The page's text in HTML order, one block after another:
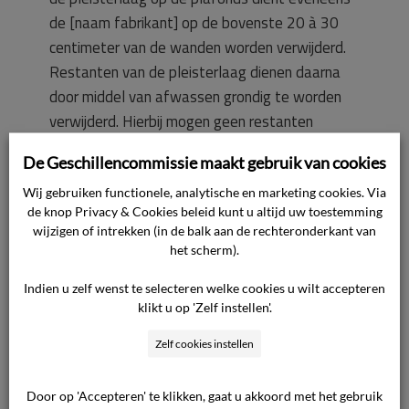
de [naam fabrikant] op de bovenste 20 à 30
centimeter van de wanden worden verwijderd.
Restanten van de pleisterlaag dienen daarna
door middel van afwassen grondig te worden
verwijderd. Hierbij mogen geen restanten
pleisterlaag belemmert. Na droging het
muurverfoppervlak licht (machinaal) schuren en
stofvrij maken. Vervolgens het oppervlak
voorstrijken (bijvoorbeeld Knauf Betokontakt of
geëigende gipspleister (bijvoorbeeld Knauf Pro-
finish of gelijkwaardig). Nadat de gipspleister
uitgehard en droog is, dient het oppervlak (door
weten: – licht opschuren; – waar
De Geschillencommissie maakt gebruik van cookies
Wij gebruiken functionele, analytische en marketing cookies. Via
de knop Privacy & Cookies beleid kunt u altijd uw toestemming
wijzigen of intrekken (in de balk aan de rechteronderkant van
het scherm).
Indien u zelf wenst te selecteren welke cookies u wilt accepteren
klikt u op 'Zelf instellen'.
Zelf cookies instellen
Door op 'Accepteren' te klikken, gaat u akkoord met het gebruik